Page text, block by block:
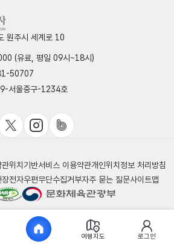
원주시 세계로 10
(유료, 평일 09시~18시)
50707
서울중구-1234호
관위치기반서비스 이용약관개인위치정보 처리방침
장전자우편무단수집거부자주 묻는 질문사이트맵
여행지도 로그인